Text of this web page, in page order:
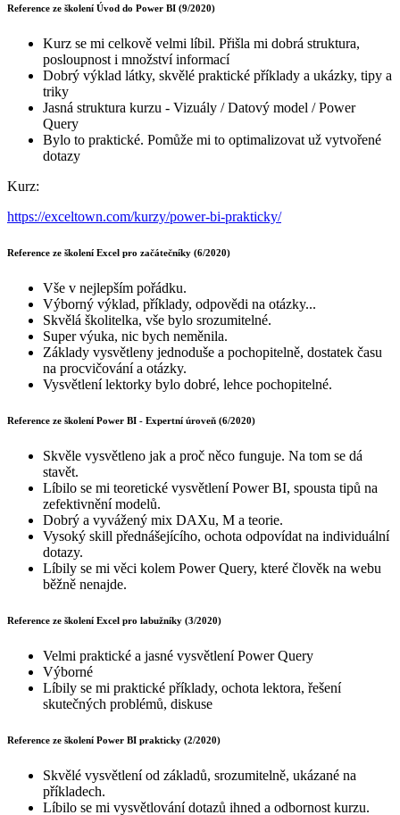
Reference ze školení Úvod do Power BI (9/2020)
Kurz se mi celkově velmi líbil. Přišla mi dobrá struktura,
posloupnost i množství informací
Dobrý výklad látky, skvělé praktické příklady a ukázky, tipy a
triky
Jasná struktura kurzu - Vizuály / Datový model / Power
Query
Bylo to praktické. Pomůže mi to optimalizovat už vytvořené
dotazy
Kurz:
https://exceltown.com/kurzy/power-bi-prakticky/
Reference ze školení Excel pro začátečníky (6/2020)
Vše v nejlepším pořádku.
Výborný výklad, příklady, odpovědi na otázky...
Skvělá školitelka, vše bylo srozumitelné.
Super výuka, nic bych neměnila.
Základy vysvětleny jednoduše a pochopitelně, dostatek času
na procvičování a otázky.
Vysvětlení lektorky bylo dobré, lehce pochopitelné.
Reference ze školení Power BI - Expertní úroveň (6/2020)
Skvěle vysvětleno jak a proč něco funguje. Na tom se dá
stavět.
Líbilo se mi teoretické vysvětlení Power BI, spousta tipů na
zefektivnění modelů.
Dobrý a vyvážený mix DAXu, M a teorie.
Vysoký skill přednášejícího, ochota odpovídat na individuální
dotazy.
Líbily se mi věci kolem Power Query, které člověk na webu
běžně nenajde.
Reference ze školení Excel pro labužníky (3/2020)
Velmi praktické a jasné vysvětlení Power Query
Výborné
Líbily se mi praktické příklady, ochota lektora, řešení
skutečných problémů, diskuse
Reference ze školení Power BI prakticky (2/2020)
Skvělé vysvětlení od základů, srozumitelně, ukázané na
příkladech.
Líbilo se mi vysvětlování dotazů ihned a odbornost kurzu.